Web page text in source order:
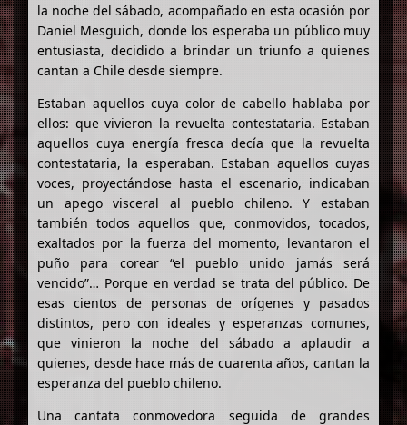
la noche del sábado, acompañado en esta ocasión por
Daniel Mesguich, donde los esperaba un público muy
entusiasta, decidido a brindar un triunfo a quienes
cantan a Chile desde siempre.
Estaban aquellos cuya color de cabello hablaba por
ellos: que vivieron la revuelta contestataria. Estaban
aquellos cuya energía fresca decía que la revuelta
contestataria, la esperaban. Estaban aquellos cuyas
voces, proyectándose hasta el escenario, indicaban
un apego visceral al pueblo chileno. Y estaban
también todos aquellos que, conmovidos, tocados,
exaltados por la fuerza del momento, levantaron el
puño para corear “el pueblo unido jamás será
vencido”… Porque en verdad se trata del público. De
esas cientos de personas de orígenes y pasados
distintos, pero con ideales y esperanzas comunes,
que vinieron la noche del sábado a aplaudir a
quienes, desde hace más de cuarenta años, cantan la
esperanza del pueblo chileno.
Una cantata conmovedora seguida de grandes